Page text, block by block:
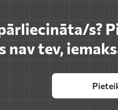
s?
nav tev,